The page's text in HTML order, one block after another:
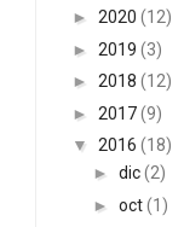
► 2020 (12)
► 2019 (3)
► 2018 (12)
► 2017(9)
▼ 2016 (18)
► dic(2)
► oct(1)